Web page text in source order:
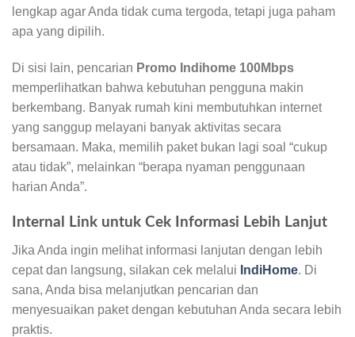
lengkap agar Anda tidak cuma tergoda, tetapi juga paham
apa yang dipilih.
Di sisi lain, pencarian Promo Indihome 100Mbps
memperlihatkan bahwa kebutuhan pengguna makin
berkembang. Banyak rumah kini membutuhkan internet
yang sanggup melayani banyak aktivitas secara
bersamaan. Maka, memilih paket bukan lagi soal “cukup
atau tidak”, melainkan “berapa nyaman penggunaan
harian Anda”.
Internal Link untuk Cek Informasi Lebih Lanjut
Jika Anda ingin melihat informasi lanjutan dengan lebih
cepat dan langsung, silakan cek melalui IndiHome. Di
sana, Anda bisa melanjutkan pencarian dan
menyesuaikan paket dengan kebutuhan Anda secara lebih
praktis.